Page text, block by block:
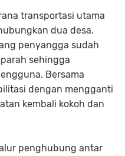
transportasi utama
dua desa.
penyangga sudah
sehingga
Bersama
dengan mengganti
kembali kokoh dan
penghubung antar